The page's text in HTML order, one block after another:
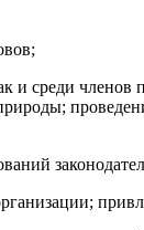
и среди